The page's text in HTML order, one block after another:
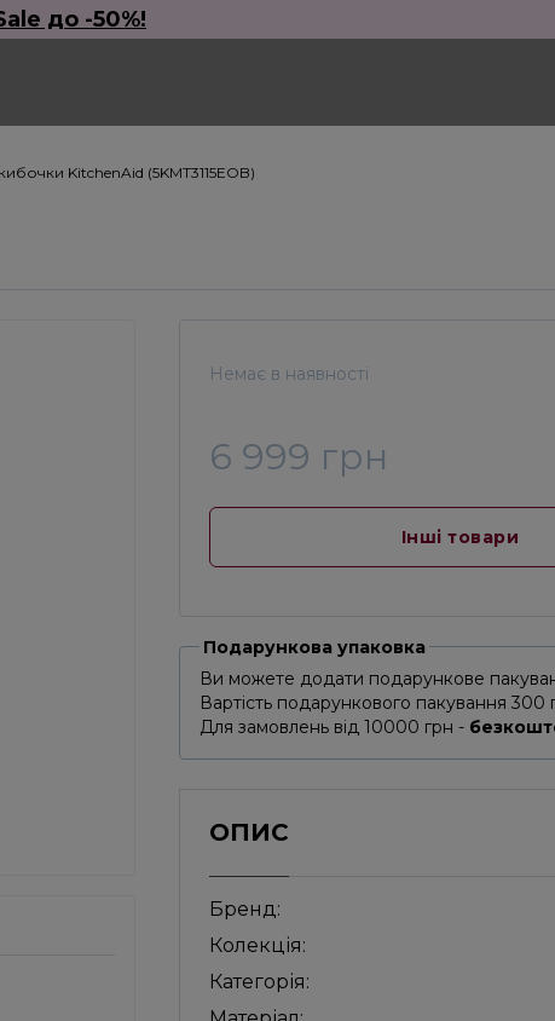
до -50%!
KitchenAid (5KMT3115EOB)
Немає в наявності
6 999 грн
Інші товари
Подарункова упаковка
Ви можете додати подарункове
Вартість подарункового пакування 300
Для замовлень від 10000 грн -
ОПИС
Бренд:
Колекція:
Категорія: